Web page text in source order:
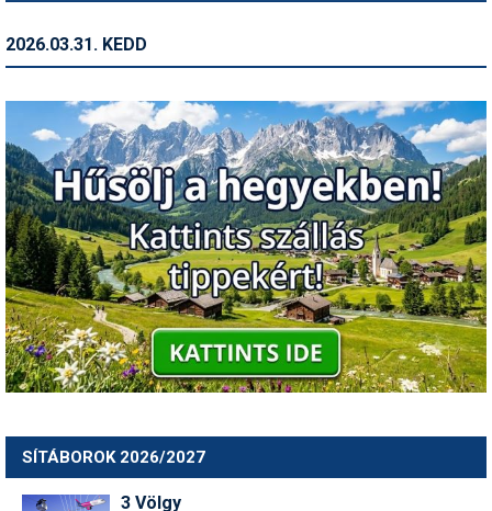
2026.03.31. KEDD
SÍTÁBOROK 2026/2027
3 Völgy